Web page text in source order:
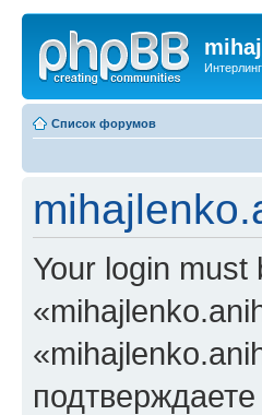
Список форумов
Your login